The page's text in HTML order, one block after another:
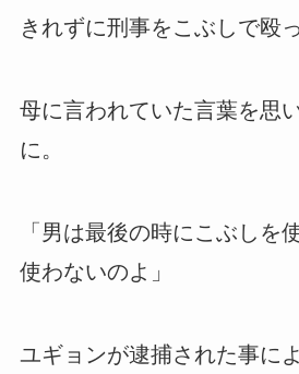
きれずに刑事をこぶしで殴
母に言われていた言葉を思
に。
「男は最後の時にこぶしを
使わないのよ」
ユギョンが逮捕された事に